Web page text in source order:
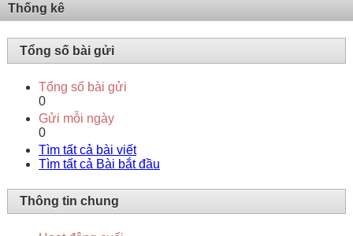
Thống kê
Tổng số bài gửi
Tổng số bài gửi
0
Gửi mỗi ngày
0
Tìm tất cả bài viết
Tìm tất cả Bài bắt đầu
Thông tin chung